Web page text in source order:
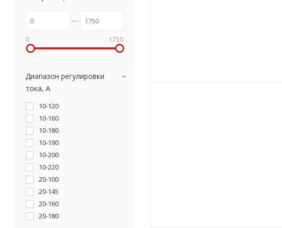
0 1750
Диапазон регулировки
тока, А
10-120
10-160
10-180
10-190
10-200
10-220
20-100
20-145
20-160
20-180